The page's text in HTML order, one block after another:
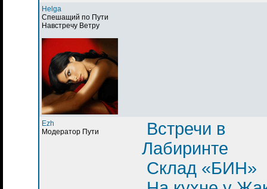
Helga
Спешащий по Пути
Навстречу Ветру
Ezh
Модератор Пути
Встречи в
Лабиринте
Склад «БИН»